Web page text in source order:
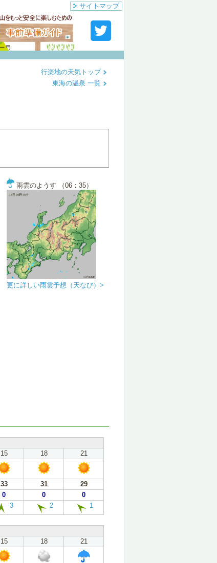
サイトマップ
行楽地の天気トップ
東海の温泉 一覧
雨雲のようす （06：35）
更に詳しい雨雲予想（天なび）>
15 18
21
33 31
29
0 0
0
3 2 1
15 18
21